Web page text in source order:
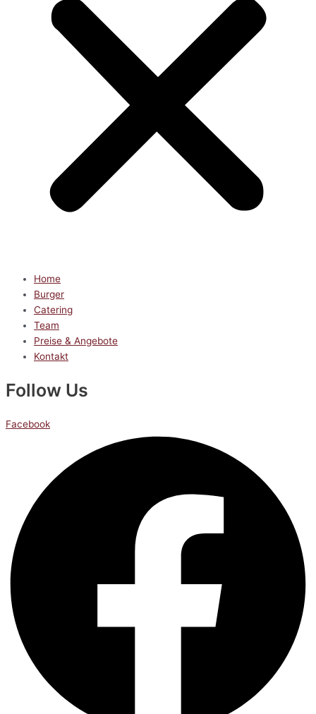
Home
Burger
Catering
Team
Preise & Angebote
Kontakt
Follow Us
Facebook